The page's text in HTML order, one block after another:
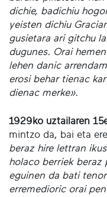
dichie, badichiu
yeisten dichiu
gusietara ari gitchu
dugunes. Orai
lehen danic
erosi behar tienac
dienac merke».
1929ko uztailaren
mintzo da, bai eta
beraz hire lettran
holaco berriek beraz
eguinen da bati
erremedioric orai